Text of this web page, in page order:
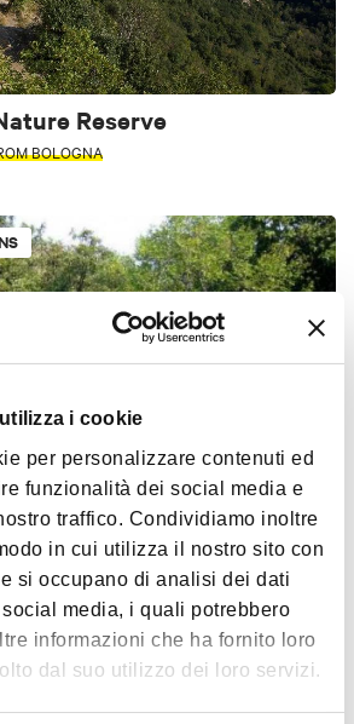
i cookie
per personalizzare contenuti ed
funzionalità dei social media e
traffico. Condividiamo inoltre
in cui utilizza il nostro sito con
si occupano di analisi dei dati
media, i quali potrebbero
informazioni che ha fornito loro
dal suo utilizzo dei loro servizi.
Reserve
BOLOGNA
ROAD AND PATHS